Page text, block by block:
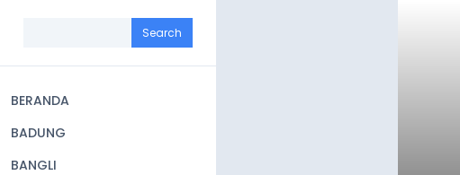
navigation
BERANDA
BADUNG
BANGLI